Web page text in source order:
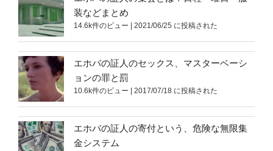
装などまとめ
14.6k件のビュー 2021/06/25 に投稿された
エホバの証人のセックス、マスターベーシ
ョンの罪と罰
10.6k件のビュー 2017/07/18 に投稿された
エホバの証人の寄付という、危険な無限集
金システム